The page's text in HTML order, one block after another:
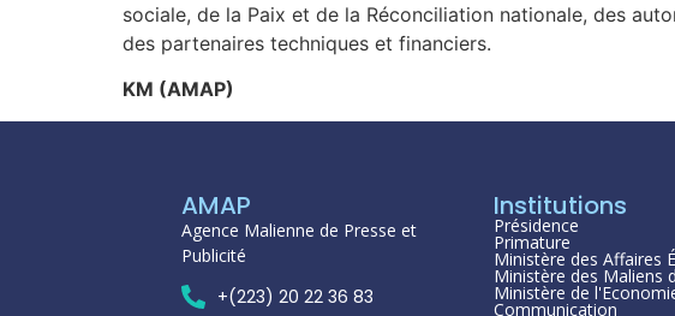
sociale, de la Paix et de la Réconciliation nationale, des
des partenaires techniques et financiers.
KM (AMAP)
AMAP
Agence Malienne de Presse et
Publicité
+(223) 20 22 36 83
Institutions
Présidence
Primature
Ministère des Affaires
Ministère des Maliens
Ministère de
Communication